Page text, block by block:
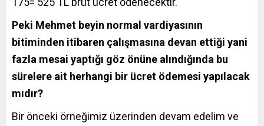
Peki Mehmet beyin normal vardiyasının
bitiminden itibaren çalışmasına devan ettiği yani
fazla mesai yaptığı göz önüne alındığında bu
sürelere ait herhangi bir ücret ödemesi yapılacak
mıdır?
Bir önceki örneğimiz üzerinden devam edelim ve